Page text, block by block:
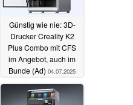
Günstig wie nie: 3D-
Drucker Creality K2
Plus Combo mit CFS
im Angebot, auch im
Bunde (Ad) 04.07.2025